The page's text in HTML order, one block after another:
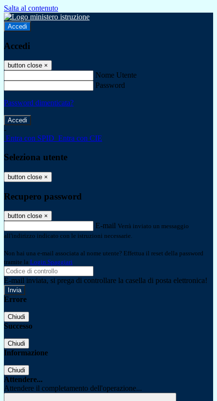
Salta al contenuto
Accedi
Accedi
button close ×
Nome Utente
Password
Password dimenticata?
-
Entra con SPID Entra con CIE
Seleziona utente
button close ×
Recupero password
button close ×
E-mail Verrà inviato un messaggio
all'indirizzo indicato con le istruzioni necessarie.
Non hai una e-mail associata al nome utente? Effettua il reset della password
tramite la Login Spaggiari
E-mail inviata, si prega di controllare la casella di posta elettronica!
Errore
Chiudi
Successo
Chiudi
Informazione
Chiudi
Attendere...
Attendere il completamento dell'operazione...